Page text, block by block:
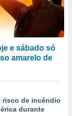
e sábado só
amarelo de
risco de incêndio
durante